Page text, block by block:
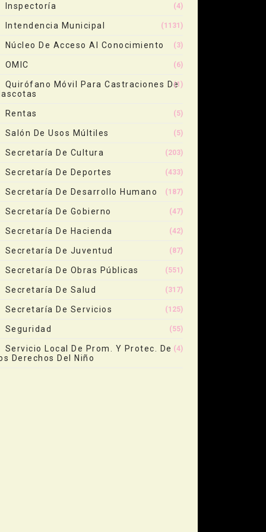
Inspectoría (4)
Intendencia Municipal (1131)
Núcleo De Acceso Al Conocimiento (3)
OMIC (6)
Quirófano Móvil Para Castraciones De(1)
Rentas (5)
Salón De Usos Múltiles (5)
Secretaría De Cultura (203)
Secretaría De Deportes (433)
Secretaría De Desarrollo Humano (187)
Secretaría De Gobierno (47)
Secretaría De Hacienda (42)
Secretaría De Juventud (87)
Secretaría De Obras Públicas (551)
Secretaría De Salud (317)
Secretaría De Servicios (125)
Seguridad (55)
Servicio Local De Prom. Y Protec. De
Derechos Del Niño
(4)